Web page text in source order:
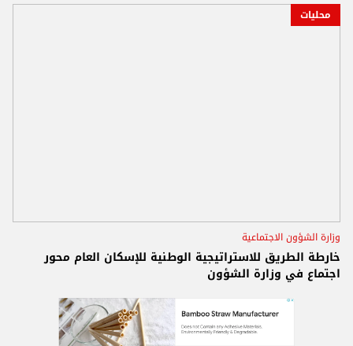
محليات
وزارة الشؤون الاجتماعية
خارطة الطريق للاستراتيجية الوطنية للإسكان العام محور
اجتماع في وزارة الشؤون